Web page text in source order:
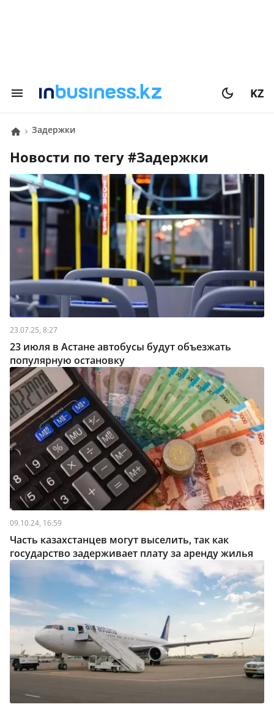
KZ
Задержки
Новости по тегу # Задержки
23.07.25, 8:27
23 июля в Астане автобусы будут объезжать
популярную остановку
09.10.24, 16:59
Часть казахстанцев могут выселить, так как
государство задерживает плату за аренду жилья